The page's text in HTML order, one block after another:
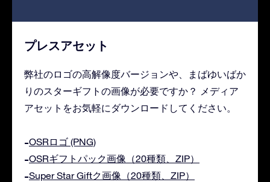
プレスアセット
弊社のロゴの高解像度バージョンや、まばゆいばか
りのスターギフトの画像が必要ですか？ メディア
アセットをお気軽にダウンロードしてください。
OSRロゴ (PNG)
OSRギフトパック画像（20種類、ZIP）
Super Star Giftク画像（20種類、ZIP）